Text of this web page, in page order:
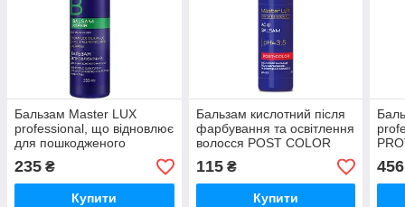
Бальзам Master LUX
professional, що відновлює
для пошкодженого
волосся (REPAIR) 250 мл
(оригінал)
235 ₴
Купити
Бальзам кислотний після
фарбування та освітлення
волосся POST COLOR
Master LUX 100 мл
(оригінал)
115₴
Купити
456